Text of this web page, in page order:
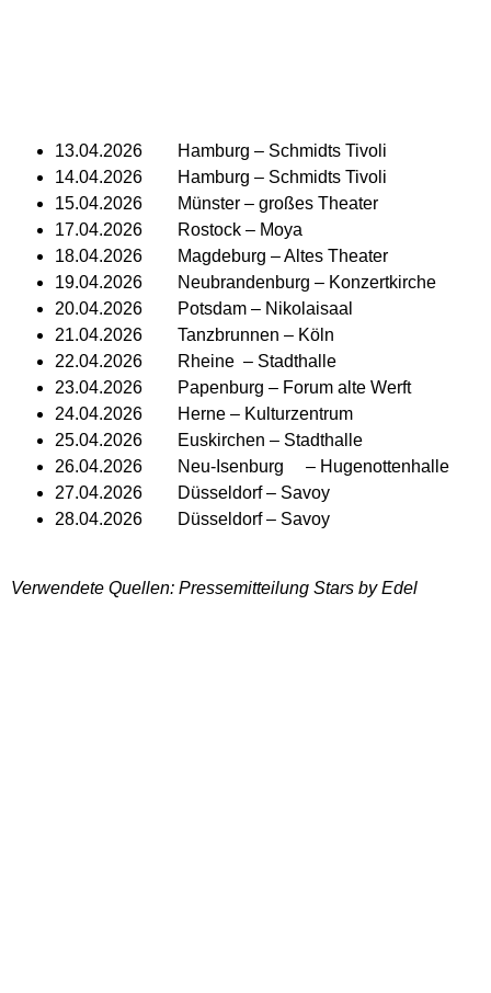
13.04.2026 Hamburg – Schmidts Tivoli
14.04.2026 Hamburg – Schmidts Tivoli
15.04.2026 Münster – großes Theater
17.04.2026 Rostock – Moya
18.04.2026 Magdeburg – Altes Theater
19.04.2026 Neubrandenburg – Konzertkirche
20.04.2026 Potsdam – Nikolaisaal
21.04.2026 Tanzbrunnen – Köln
22.04.2026 Rheine – Stadthalle
23.04.2026 Papenburg – Forum alte Werft
24.04.2026 Herne – Kulturzentrum
25.04.2026 Euskirchen – Stadthalle
26.04.2026 Neu-Isenburg – Hugenottenhalle
27.04.2026 Düsseldorf – Savoy
28.04.2026 Düsseldorf – Savoy
Verwendete Quellen: Pressemitteilung Stars by Edel